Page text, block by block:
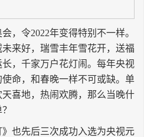
长按识别二维码
，令2022年变得特别不一样。
来好，瑞雪丰年雪花开，送福
，千家万户花灯闹。每年央视
命，和春晚一样不可或缺。单
喜地，热闹欢腾，那么当晚什
也先后三次成功入选为央视元